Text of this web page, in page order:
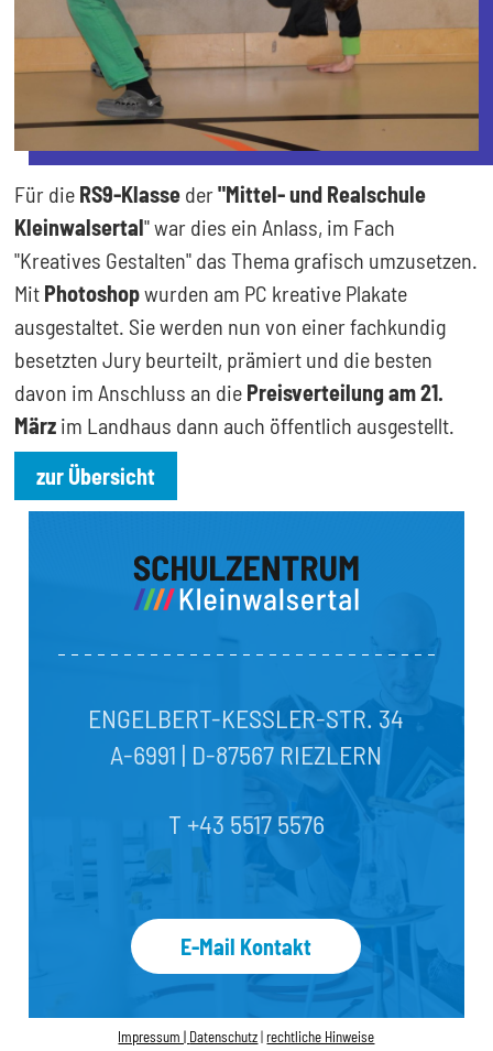
Für die RS9-Klasse der"Mittel- und Realschule
Kleinwalsertal" war dies ein Anlass, im Fach
"Kreatives Gestalten" das Thema grafisch umzusetzen.
Mit Photoshopwurden am PC kreative Plakate
ausgestaltet. Sie werden nun von einer fachkundig
besetzten Jury beurteilt, prämiert und die besten
davon im Anschluss an die Preisverteilung am 21.
März im Landhaus dann auch öffentlich ausgestellt.
zur Übersicht
ENGELBERT-KESSLER-STR. 34
A-6991 | D-87567 RIEZLERN
T +43 5517 5576
E-Mail Kontakt
Impressum | Datenschutz|rechtliche Hinweise